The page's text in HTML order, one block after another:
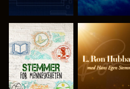
UTFORSK
SERIEN
UTFORSK
SERIEN